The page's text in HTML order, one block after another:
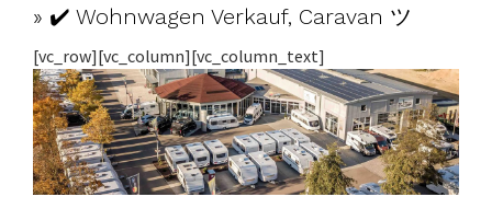
» ✔️ Wohnwagen Verkauf, Caravan ツ
[vc_row][vc_column][vc_column_text]